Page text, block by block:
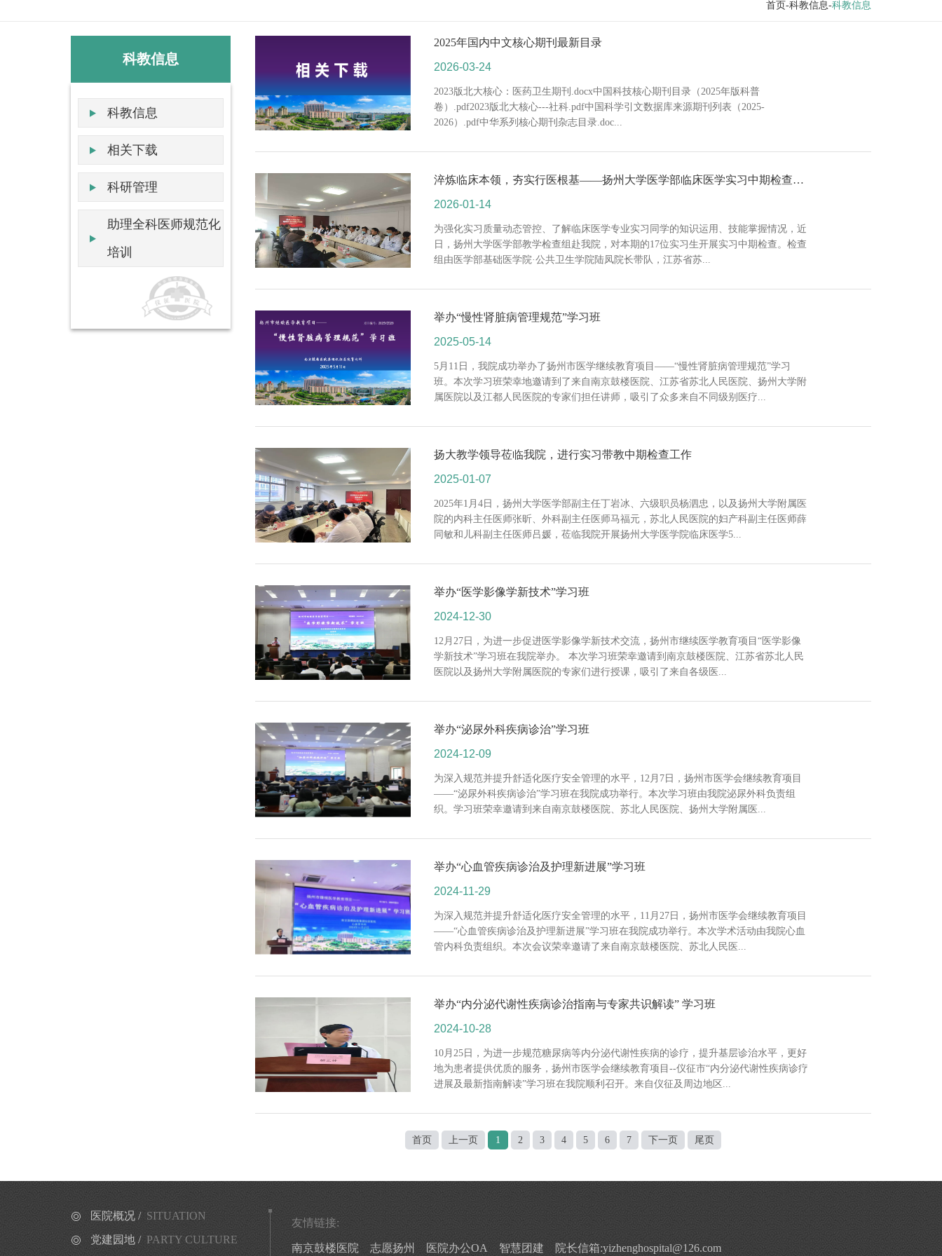
首页-科教信息-科教信息
科教信息
科教信息
相关下载
科研管理
助理全科医师规范化
培训
2025年国内中文核心期刊最新目录
2026-03-24
2023版北大核心：医药卫生期刊.docx中国科技核心期刊目录（2025年版科普
卷）.pdf2023版北大核心---社科.pdf中国科学引文数据库来源期刊列表（2025-
2026）.pdf中华系列核心期刊杂志目录.doc...
淬炼临床本领，夯实行医根基——扬州大学医学部临床医学实习中期检查工作圆满落幕
2026-01-14
为强化实习质量动态管控、了解临床医学专业实习同学的知识运用、技能掌握情况，近
日，扬州大学医学部教学检查组赴我院，对本期的17位实习生开展实习中期检查。检查
组由医学部基础医学院·公共卫生学院陆凤院长带队，江苏省苏...
举办“慢性肾脏病管理规范”学习班
2025-05-14
5月11日，我院成功举办了扬州市医学继续教育项目——“慢性肾脏病管理规范”学习
班。本次学习班荣幸地邀请到了来自南京鼓楼医院、江苏省苏北人民医院、扬州大学附
属医院以及江都人民医院的专家们担任讲师，吸引了众多来自不同级别医疗...
扬大教学领导莅临我院，进行实习带教中期检查工作
2025-01-07
2025年1月4日，扬州大学医学部副主任丁岩冰、六级职员杨泗忠，以及扬州大学附属医
院的内科主任医师张昕、外科副主任医师马福元，苏北人民医院的妇产科副主任医师薛
同敏和儿科副主任医师吕媛，莅临我院开展扬州大学医学院临床医学5...
举办“医学影像学新技术”学习班
2024-12-30
12月27日，为进一步促进医学影像学新技术交流，扬州市继续医学教育项目“医学影像
学新技术”学习班在我院举办。 本次学习班荣幸邀请到南京鼓楼医院、江苏省苏北人民
医院以及扬州大学附属医院的专家们进行授课，吸引了来自各级医...
举办“泌尿外科疾病诊治”学习班
2024-12-09
为深入规范并提升舒适化医疗安全管理的水平，12月7日，扬州市医学会继续教育项目
——“泌尿外科疾病诊治”学习班在我院成功举行。本次学习班由我院泌尿外科负责组
织。学习班荣幸邀请到来自南京鼓楼医院、苏北人民医院、扬州大学附属医...
举办“心血管疾病诊治及护理新进展”学习班
2024-11-29
为深入规范并提升舒适化医疗安全管理的水平，11月27日，扬州市医学会继续教育项目
——“心血管疾病诊治及护理新进展”学习班在我院成功举行。本次学术活动由我院心血
管内科负责组织。本次会议荣幸邀请了来自南京鼓楼医院、苏北人民医...
举办“内分泌代谢性疾病诊治指南与专家共识解读” 学习班
2024-10-28
10月25日，为进一步规范糖尿病等内分泌代谢性疾病的诊疗，提升基层诊治水平，更好
地为患者提供优质的服务，扬州市医学会继续教育项目--仪征市“内分泌代谢性疾病诊疗
进展及最新指南解读”学习班在我院顺利召开。来自仪征及周边地区...
首页 上一页 1 2 3 4 5 6 7 下一页 尾页
医院概况 / SITUATION
党建园地 / PARTY CULTURE
友情链接:
南京鼓楼医院 志愿扬州 医院办公OA 智慧团建 院长信箱:yizhenghospital@126.com